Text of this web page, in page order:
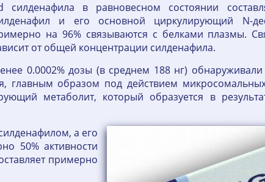
силденафила в равновесном состоянии
и его основной циркулирующий N-
на 96% связываются с белками плазмы.
от общей концентрации силденафила.
0.0002% дозы (в среднем 188 нг)
главным образом под действием
метаболит, который образуется в
а его
50% активности
примерно